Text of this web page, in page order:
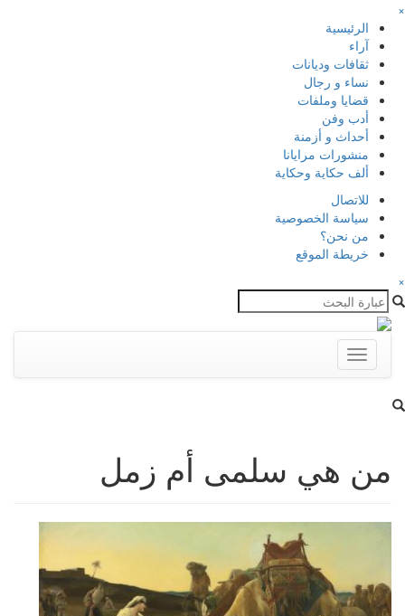
×
الرئيسية
آراء
ثقافات وديانات
نساء و رجال
قضايا وملفات
أدب وفن
أحداث و أزمنة
منشورات مرايانا
ألف حكاية وحكاية
للاتصال
سياسة الخصوصية
من نحن؟
خريطة الموقع
×
Toggle
navigation
من هي سلمى أم زمل